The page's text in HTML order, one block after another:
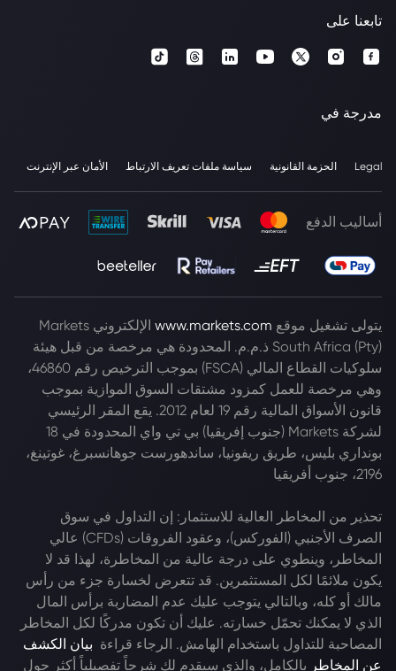
تابعنا على
مدرجة في
Legal الحزمة القانونية سياسة ملفات تعريف الارتباط الأمان عبر الإنترنت
أساليب الدفع
يتولى تشغيل موقع www.markets.com
الإلكتروني Markets
South Africa (Pty) ذ.م.م. المحدودة هي مرخصة من قبل هيئة
سلوكيات القطاع المالي (FSCA) بموجب الترخيص رقم 46860،
وهي مرخصة للعمل كمزود مشتقات السوق الموازية بموجب
قانون الأسواق المالية رقم 19 لعام 2012. يقع المقر الرئيسي
لشركة Markets (جنوب إفريقيا) بي تي واي المحدودة في 18
بونداري بليس، طريق ريفونيا، ساندهورست جوهانسبرغ، غوتينغ،
2196، جنوب أفريقيا
تحذير من المخاطر العالية للاستثمار: إن التداول في سوق
الصرف الأجنبي (الفوركس)، وعقود الفروقات (CFDs) عالي
المخاطر، وينطوي على درجة عالية من المخاطرة، لهذا قد لا
يكون ملائمًا لكل المستثمرين. قد تتعرض لخسارة جزء من رأس
مالك أو كله، وبالتالي يتوجب عليك عدم المضاربة برأس المال
الذي لا يمكنك تحمّل خسارته. عليك أن تكون مدركًا لكل المخاطر
المصاحبة للتداول باستخدام الهامش. الرجاء قراءة بيان الكشف
عن المخاطر بالكامل، والذي سيقدم لك شرحاً تفصيلياً أكثر حول